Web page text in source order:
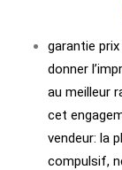
garantie
donner
au meilleur
cet
vendeur: la
compulsif,